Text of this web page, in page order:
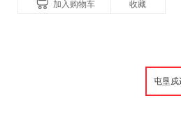
书社最新修订！中学生
加入购物车 收藏